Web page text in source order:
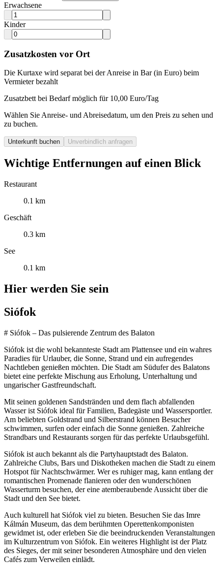
Erwachsene
Kinder
Zusatzkosten vor Ort
Die Kurtaxe wird separat bei der Anreise in Bar (in Euro) beim
Vermieter bezahlt
Zusatzbett bei Bedarf möglich für 10,00 Euro/Tag
Wählen Sie Anreise- und Abreisedatum, um den Preis zu sehen und
zu buchen.
Unterkunft buchen Unverbindlich anfragen
Wichtige Entfernungen auf einen Blick
Restaurant
0.1 km
Geschäft
0.3 km
See
0.1 km
Hier werden Sie sein
Siófok
# Siófok – Das pulsierende Zentrum des Balaton
Siófok ist die wohl bekannteste Stadt am Plattensee und ein wahres
Paradies für Urlauber, die Sonne, Strand und ein aufregendes
Nachtleben genießen möchten. Die Stadt am Südufer des Balatons
bietet eine perfekte Mischung aus Erholung, Unterhaltung und
ungarischer Gastfreundschaft.
Mit seinen goldenen Sandstränden und dem flach abfallenden
Wasser ist Siófok ideal für Familien, Badegäste und Wassersportler.
Am beliebten Goldstrand und Silberstrand können Besucher
schwimmen, surfen oder einfach die Sonne genießen. Zahlreiche
Strandbars und Restaurants sorgen für das perfekte Urlaubsgefühl.
Siófok ist auch bekannt als die Partyhauptstadt des Balaton.
Zahlreiche Clubs, Bars und Diskotheken machen die Stadt zu einem
Hotspot für Nachtschwärmer. Wer es ruhiger mag, kann entlang der
romantischen Promenade flanieren oder den wunderschönen
Wasserturm besuchen, der eine atemberaubende Aussicht über die
Stadt und den See bietet.
Auch kulturell hat Siófok viel zu bieten. Besuchen Sie das Imre
Kálmán Museum, das dem berühmten Operettenkomponisten
gewidmet ist, oder erleben Sie die beeindruckenden Veranstaltungen
im Kulturzentrum von Siófok. Ein weiteres Highlight ist der Platz
des Sieges, der mit seiner besonderen Atmosphäre und den vielen
Cafés zum Verweilen einlädt.